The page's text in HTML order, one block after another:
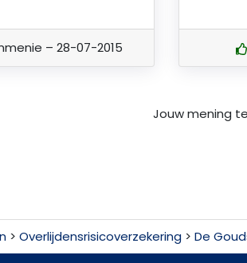
– 28-07-2015
Jouw mening
> Overlijdensrisicoverzekering > De